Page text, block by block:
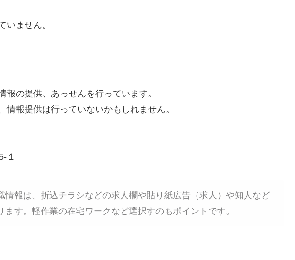
いません。
報の提供、あっせんを行っています。
報提供は行っていないかもしれません。
１
情報は、折込チラシなどの求人欄や貼り紙広告（求人）や知人など
ます。軽作業の在宅ワークなど選択すのもポイントです。